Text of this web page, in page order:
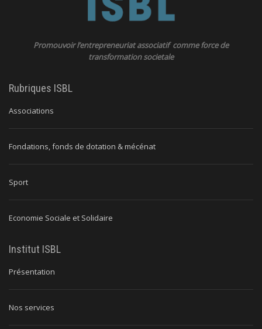
Promouvoir l’entrepreneuriat associatif comme force de
transformation societale
Rubriques ISBL
Associations
Fondations, fonds de dotation & mécénat
Sport
Economie Sociale et Solidaire
Institut ISBL
Présentation
Nos services